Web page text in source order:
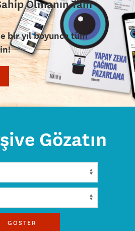
Olmanın Tam
bir yıl boyunca tüm
Gözatın
GÖSTER